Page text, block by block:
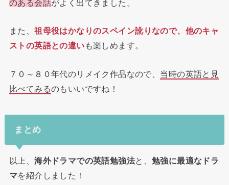
のある会話がよく出てきました。
また、祖母役はかなりのスペイン訛りなので、他のキャ
ストの英語との違い も楽しめます。
７０～８０年代のリメイク作品なので、 当時の英語と見
比べてみるのもいいですね！
まとめ
以上、海外ドラマでの英語勉強法と、 勉強に最適なドラ
マを紹介しました！